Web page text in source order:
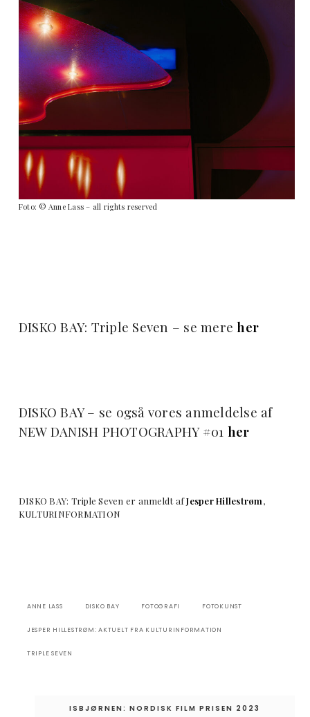
Foto: © Anne Lass – all rights reserved
DISKO BAY: Triple Seven – se mereher
DISKO BAY – se også vores anmeldelse af
NEW DANISH PHOTOGRAPHY #01 her
DISKO BAY: Triple Seven er anmeldt afJesper Hillestrøm,
KULTURINFORMATION
ANNE LASS DISKO BAY FOTOGRAFI FOTOKUNST
JESPER HILLESTRØM: AKTUELT FRA KULTURINFORMATION
TRIPLE SEVEN
Indlægsnavigation
ISBJØRNEN: NORDISK FILM PRISEN 2023